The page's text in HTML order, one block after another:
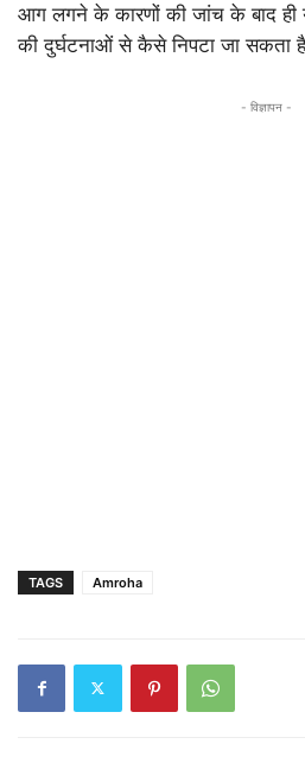
आग लगने के कारणों की जांच के बाद ही
की दुर्घटनाओं से कैसे निपटा जा सकता
- विज्ञापन -
TAGS Amroha